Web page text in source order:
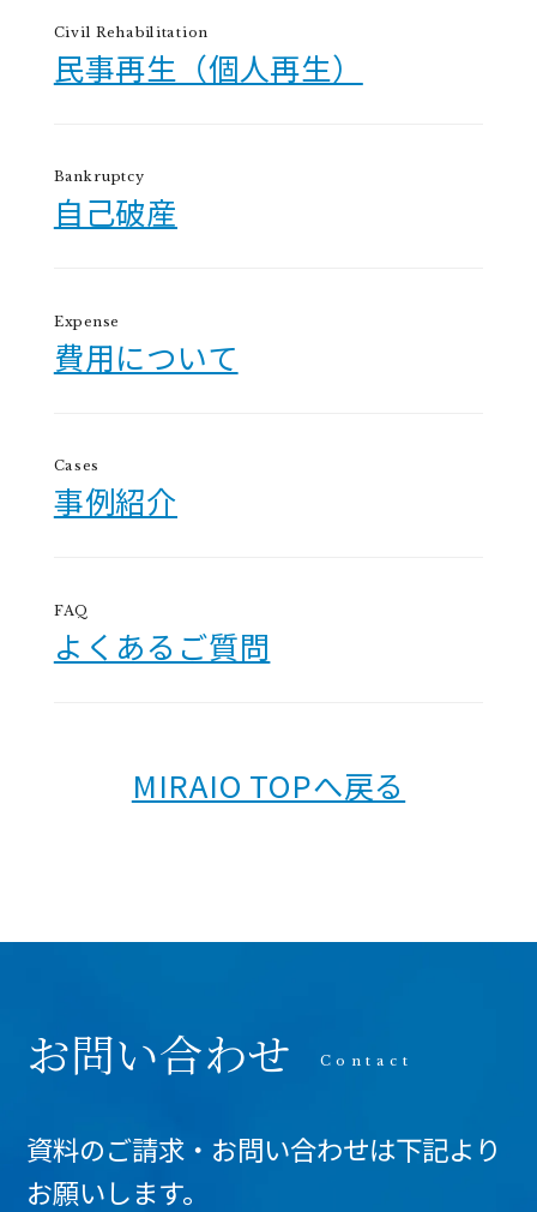
Civil Rehabilitation
民事再生（個人再生）
Bankruptcy
自己破産
Expense
費用について
Cases
事例紹介
FAQ
よくあるご質問
MIRAIO TOPへ戻る
お問い合わせ
資料のご請求・お問い合わせは下記より
お願いします。